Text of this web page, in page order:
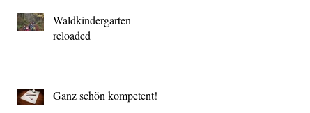
Waldkindergarten
reloaded
Ganz schön kompetent!